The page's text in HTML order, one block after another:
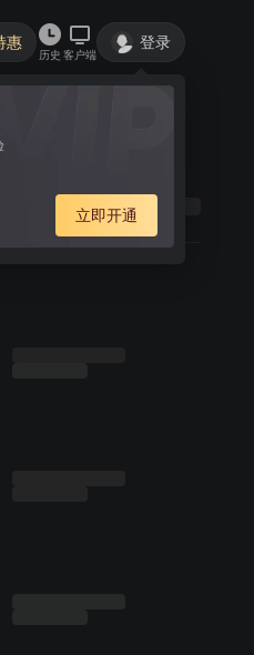
惠
历史 客户端
登录
立即开通